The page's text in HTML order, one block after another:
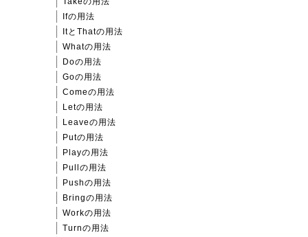
Ifの用法
ItとThatの用法
Whatの用法
Doの用法
Goの用法
Comeの用法
Letの用法
Leaveの用法
Putの用法
Playの用法
Pullの用法
Pushの用法
Bringの用法
Workの用法
Turnの用法